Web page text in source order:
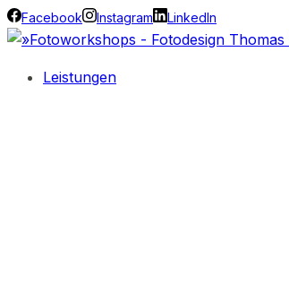
Facebook Instagram LinkedIn
Leistungen